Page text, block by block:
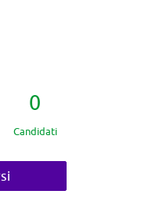
0
Candidati